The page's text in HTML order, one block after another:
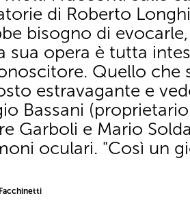
di Roberto
bisogno di
sua opera è tutta
Quello che
estravagante e
Bassani
Garboli e Mario
oculari. "Così un